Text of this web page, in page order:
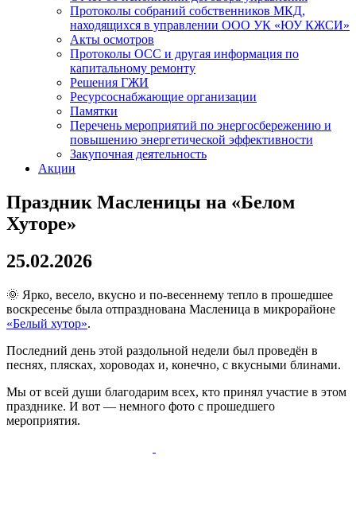
Протоколы собраний собственников МКД,
находящихся в управлении ООО УК «ЮУ КЖСИ»
Акты осмотров
Протоколы ОСС и другая информация по
капитальному ремонту
Решения ГЖИ
Ресурсоснабжающие организации
Памятки
Перечень мероприятий по энергосбережению и
повышению энергетической эффективности
Закупочная деятельность
Акции
Праздник Масленицы на «Белом
Хуторе»
25.02.2026
🌞 Ярко, весело, вкусно и по-весеннему тепло в прошедшее
воскресенье была отпразднована Масленица в микрорайоне
«Белый хутор».
Последний день этой раздольной недели был проведён в
песнях, плясках, хороводах и, конечно, с вкусными блинами.
Мы от всей души благодарим всех, кто принял участие в этом
празднике. И вот — немного фото с прошедшего
мероприятия.